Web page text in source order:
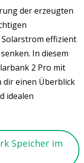
der erzeugten
effizient
In diesem
2 Pro mit
dir einen Überblick
idealen
Speicher im